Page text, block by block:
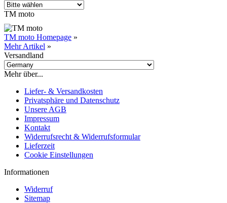
TM moto
TM moto Homepage »
Mehr Artikel »
Versandland
Mehr über...
Liefer- & Versandkosten
Privatsphäre und Datenschutz
Unsere AGB
Impressum
Kontakt
Widerrufsrecht & Widerrufsformular
Lieferzeit
Cookie Einstellungen
Informationen
Widerruf
Sitemap